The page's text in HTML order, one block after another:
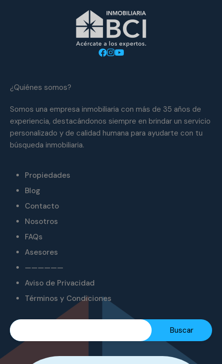
¿Quiénes somos?
Somos una empresa inmobiliaria con más de 35 años de
experiencia, destacándonos siempre en brindar un servicio
personalizado y de calidad humana para ayudarte con tu
búsqueda inmobiliaria.
Propiedades
Blog
Contacto
Nosotros
FAQs
Asesores
——————
Aviso de Privacidad
Términos y Condiciones